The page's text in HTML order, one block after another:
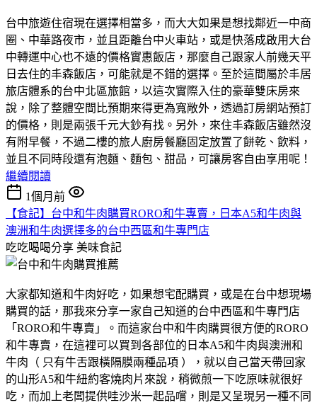
台中旅遊住宿現在選擇相當多，而大大如果是想找鄰近一中商
圈、中華路夜市，並且距離台中火車站，或是快落成啟用大台
中轉運中心也不遠的價格實惠飯店，那麼自己跟家人前幾天平
日去住的丰森飯店，可能就是不錯的選擇。至於這間屬於丰居
旅店體系的台中北區旅館，以這次實際入住的豪華雙床房來
說，除了整體空間比預期來得更為寬敞外，透過訂房網站預訂
的價格，則是兩張千元大鈔有找。另外，來住丰森飯店雖然沒
有附早餐，不過二樓的旅人廚房餐廳固定放置了餅乾、飲料，
並且不同時段還有泡麵、麵包、甜品，可讓房客自由享用呢！
繼續閱讀
1個月前
【食記】台中和牛肉購買RORO和牛專賣，日本A5和牛肉與
澳洲和牛肉選擇多的台中西區和牛專門店
吃吃喝喝分享 美味食記
大家都知道和牛肉好吃，如果想宅配購買，或是在台中想現場
購買的話，那我來分享一家自己知道的台中西區和牛專門店
「RORO和牛專賣」。而這家台中和牛肉購買很方便的RORO
和牛專賣，在這裡可以買到各部位的日本A5和牛肉與澳洲和
牛肉（ 只有牛舌跟橫隔膜兩種品項 ），就以自己當天帶回家
的山形A5和牛紐約客燒肉片來說，稍微煎一下吃原味就很好
吃，而加上老闆提供哇沙米一起品嚐，則是又呈現另一種不同